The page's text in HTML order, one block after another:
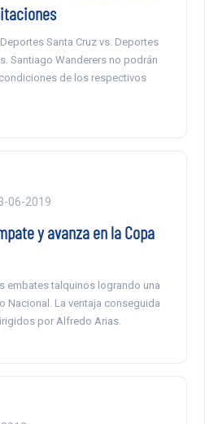
Santa Cruz vs. Deportes
Santiago Wanderers no podrán
de los respectivos
06-2019
y avanza en la Copa
embates talquinos logrando una
Nacional. La ventaja conseguida
por Alfredo Arias.